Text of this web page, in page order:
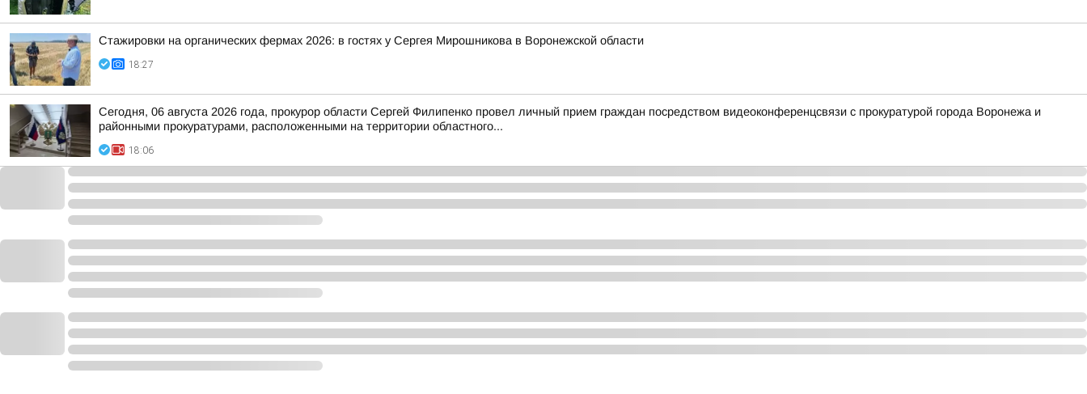
Стажировки на органических фермах 2026: в гостях у Сергея Мирошникова в Воронежской области
18:27
Сегодня, 06 августа 2026 года, прокурор области Сергей Филипенко провел личный прием граждан посредством видеоконференцсвязи с прокуратурой города Воронежа и
районными прокуратурами, расположенными на территории областного...
18:06